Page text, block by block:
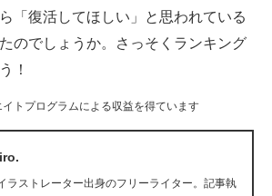
ヒント
分かる
「復活してほしい」と思われている
のでしょうか。さっそくランキング
！
トプログラムによる収益を得ています
ラストレーター出身のフリーライター。記事執